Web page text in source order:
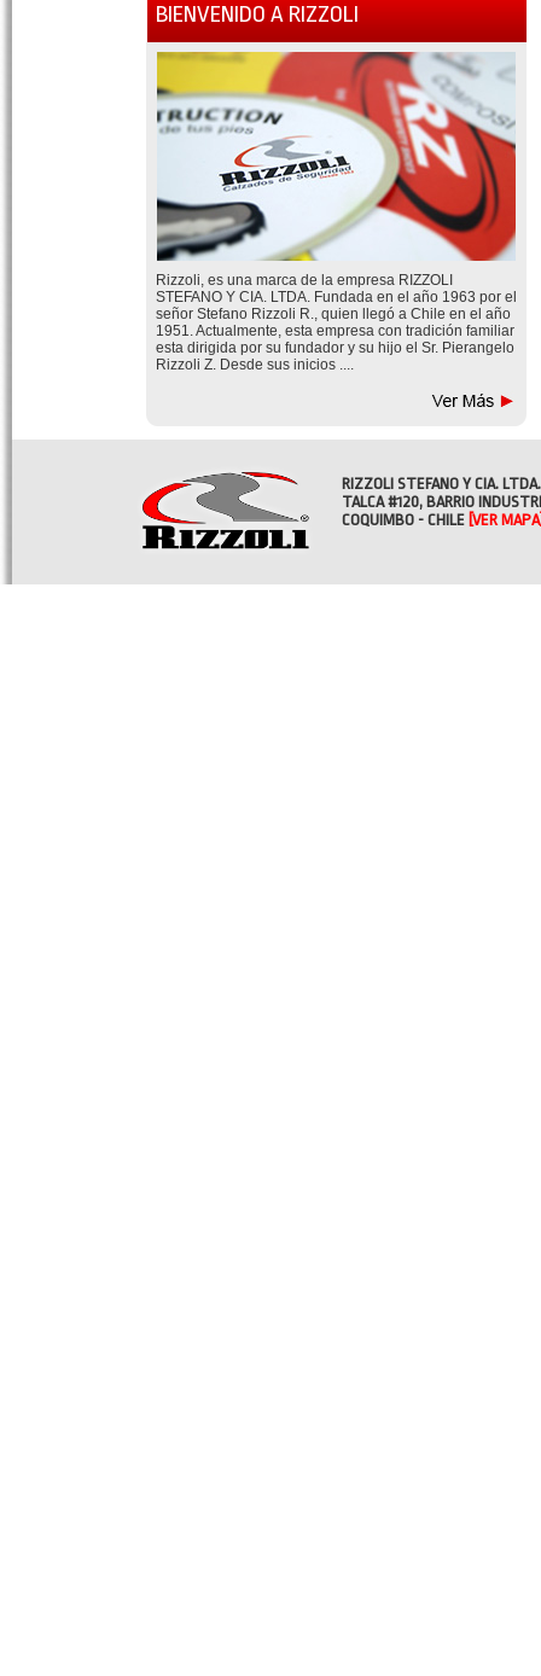
BIENVENIDO A RIZZOLI
Rizzoli, es una marca de la empresa RIZZOLI
STEFANO Y CIA. LTDA. Fundada en el año 1963 por el
señor Stefano Rizzoli R., quien llegó a Chile en el año
1951. Actualmente, esta empresa con tradición familiar
esta dirigida por su fundador y su hijo el Sr. Pierangelo
Rizzoli Z. Desde sus inicios ....
RIZZOLI STEFANO Y CIA. LTDA.
TALCA #120, BARRIO
COQUIMBO - CHILE [VER